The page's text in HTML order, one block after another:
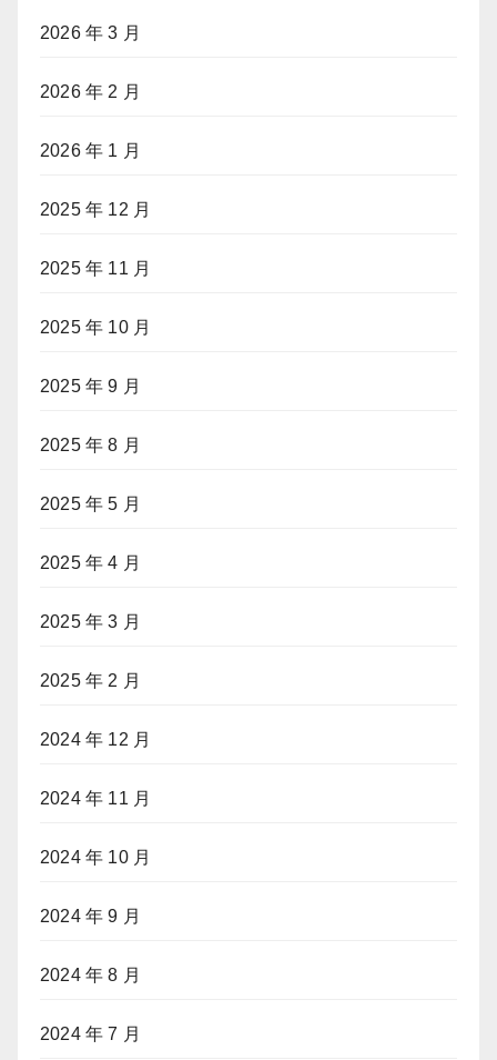
2026 年 3 月
2026 年 2 月
2026 年 1 月
2025 年 12 月
2025 年 11 月
2025 年 10 月
2025 年 9 月
2025 年 8 月
2025 年 5 月
2025 年 4 月
2025 年 3 月
2025 年 2 月
2024 年 12 月
2024 年 11 月
2024 年 10 月
2024 年 9 月
2024 年 8 月
2024 年 7 月